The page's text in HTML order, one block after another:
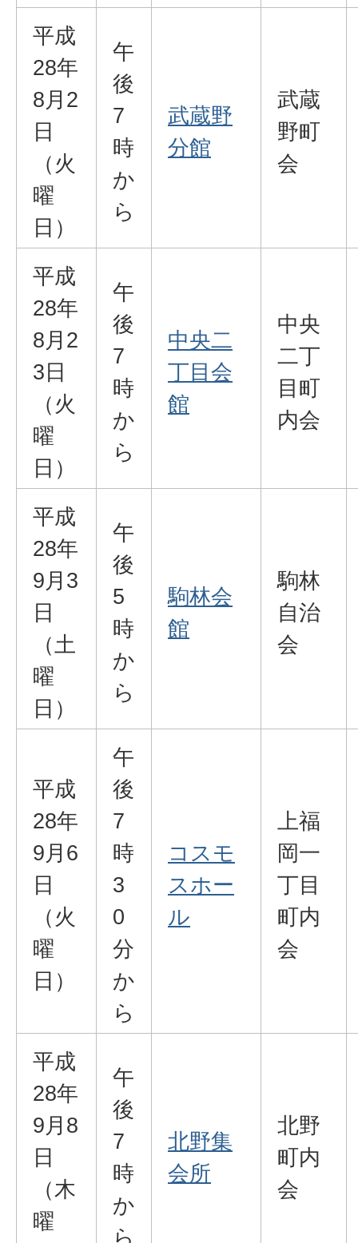
平成
28年
8月2
日
（火
曜
日）
午
後
7
時
か
ら
武蔵野
分館
武蔵
野町
会
平成
28年
8月2
3日
（火
曜
日）
午
後
7
時
か
ら
中央二
丁目会
館
中央
二丁
目町
内会
平成
28年
9月3
日
（土
曜
日）
午
後
5
時
か
ら
駒林会
館
駒林
自治
会
平成
28年
9月6
日
（火
曜
日）
午
後
7
時
3
0
分
か
ら
コスモ
スホー
ル
上福
岡一
丁目
町内
会
平成
28年
9月8
日
（木
曜
午
後
7
時
か
ら
北野集
会所
北野
町内
会